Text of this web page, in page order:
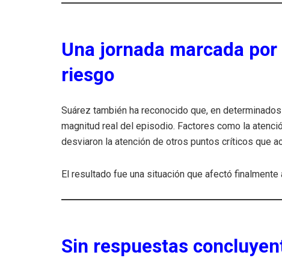
Una jornada marcada
riesgo
Suárez también ha reconocido que, en
magnitud real del episodio. Factores como la
desviaron la atención de otros puntos críticos que
El resultado fue una situación que afectó
Sin respuestas